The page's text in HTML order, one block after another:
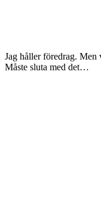
Jag håller föredrag. Men
Måste sluta med det…